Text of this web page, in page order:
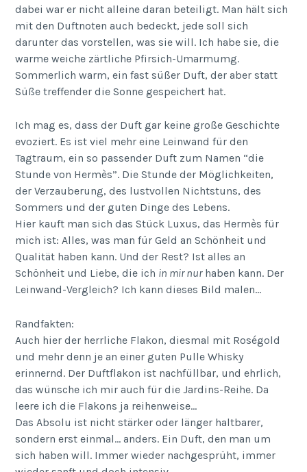
dabei war er nicht alleine daran beteiligt. Man hält sich
mit den Duftnoten auch bedeckt, jede soll sich
darunter das vorstellen, was sie will. Ich habe sie, die
warme weiche zärtliche Pfirsich-Umarmumg.
Sommerlich warm, ein fast süßer Duft, der aber statt
Süße treffender die Sonne gespeichert hat.
Ich mag es, dass der Duft gar keine große Geschichte
evoziert. Es ist viel mehr eine Leinwand für den
Tagtraum, ein so passender Duft zum Namen “die
Stunde von Hermès”. Die Stunde der Möglichkeiten,
der Verzauberung, des lustvollen Nichtstuns, des
Sommers und der guten Dinge des Lebens.
Hier kauft man sich das Stück Luxus, das Hermès für
mich ist: Alles, was man für Geld an Schönheit und
Qualität haben kann. Und der Rest? Ist alles an
Schönheit und Liebe, die ich in mir nurhaben kann. Der
Leinwand-Vergleich? Ich kann dieses Bild malen…
Randfakten:
Auch hier der herrliche Flakon, diesmal mit Roségold
und mehr denn je an einer guten Pulle Whisky
erinnernd. Der Duftflakon ist nachfüllbar, und ehrlich,
das wünsche ich mir auch für die Jardins-Reihe. Da
leere ich die Flakons ja reihenweise…
Das Absolu ist nicht stärker oder länger haltbarer,
sondern erst einmal… anders. Ein Duft, den man um
sich haben will. Immer wieder nachgesprüht, immer